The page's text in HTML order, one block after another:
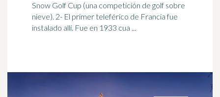
Snow Golf Cup (una competición de golf sobre
nieve). 2- El primer teleférico de Francia fue
instalado allí. Fue en 1933 cua ...